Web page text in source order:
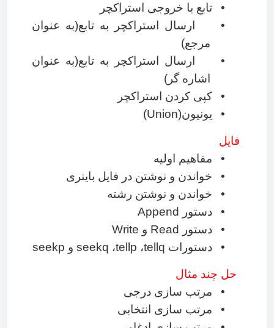
•
تابع با خروجی استراکچر
•
ارسال استراکچر به تابع(به عنوان
مرجع)
•
ارسال استراکچر به تابع(به عنوان
اشاره گر)
•
کپی کردن استراکچر
•
یونیون(Union)
فایل
•
مفاهیم اولیه
•
خواندن و نوشتن در فایل باینری
•
خواندن و نوشتن رشته
•
دستور Append
•
دستور Read و Write
•
دستورات tellq، tellp، seekq و seekp
حل چند مثال
•
مرتب سازی درجی
•
مرتب سازی انتخابی